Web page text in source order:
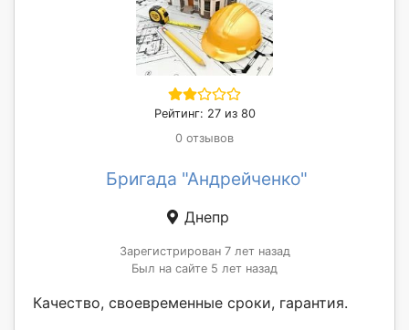
Рейтинг: 27 из 80
0 отзывов
Бригада "Андрейченко"
Днепр
Зарегистрирован 7 лет назад
Был на сайте 5 лет назад
Качество, своевременные сроки, гарантия.